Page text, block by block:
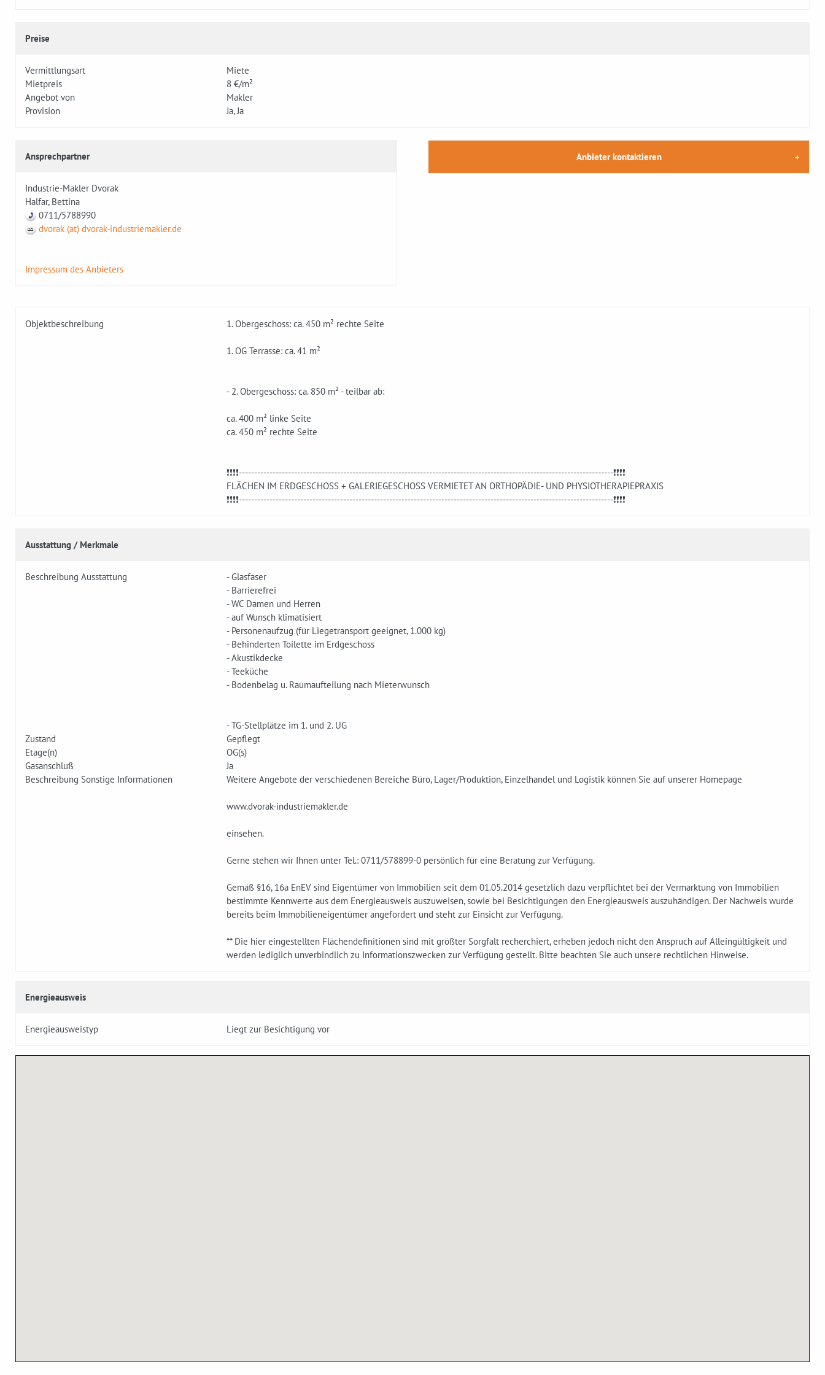
Preise
Vermittlungsart
Miete
Mietpreis
8 €/m²
Angebot von
Makler
Provision
Ja, Ja
Ansprechpartner
Industrie-Makler Dvorak
Halfar, Bettina
0711/5788990
dvorak (at) dvorak-industriemakler.de
Impressum des Anbieters
Anbieter kontaktieren
Objektbeschreibung 1. Obergeschoss: ca. 450 m² rechte Seite
1. OG Terrasse: ca. 41 m²
- 2. Obergeschoss: ca. 850 m² - teilbar ab:
ca. 400 m² linke Seite
ca. 450 m² rechte Seite
❗❗❗❗--------------------------------------------------------------------------------------------------------------------------❗❗❗❗
FLÄCHEN IM ERDGESCHOSS + GALERIEGESCHOSS VERMIETET AN ORTHOPÄDIE- UND PHYSIOTHERAPIEPRAXIS
❗❗❗❗--------------------------------------------------------------------------------------------------------------------------❗❗❗❗
Ausstattung / Merkmale
Beschreibung Ausstattung
- Glasfaser
- Barrierefrei
- WC Damen und Herren
- auf Wunsch klimatisiert
- Personenaufzug (für Liegetransport geeignet, 1.000 kg)
- Behinderten Toilette im Erdgeschoss
- Akustikdecke
- Teeküche
- Bodenbelag u. Raumaufteilung nach Mieterwunsch
- TG-Stellplätze im 1. und 2. UG
Zustand
Gepflegt
Etage(n)
OG(s)
Gasanschluß
Ja
Beschreibung Sonstige Informationen
Weitere Angebote der verschiedenen Bereiche Büro, Lager/Produktion, Einzelhandel und Logistik können Sie auf unserer Homepage
www.dvorak-industriemakler.de
einsehen.
Gerne stehen wir Ihnen unter Tel.: 0711/578899-0 persönlich für eine Beratung zur Verfügung.
Gemäß §16, 16a EnEV sind Eigentümer von Immobilien seit dem 01.05.2014 gesetzlich dazu verpflichtet bei der Vermarktung von Immobilien
bestimmte Kennwerte aus dem Energieausweis auszuweisen, sowie bei Besichtigungen den Energieausweis auszuhändigen. Der Nachweis wurde
bereits beim Immobilieneigentümer angefordert und steht zur Einsicht zur Verfügung.
** Die hier eingestellten Flächendefinitionen sind mit größter Sorgfalt recherchiert, erheben jedoch nicht den Anspruch auf Alleingültigkeit und
werden lediglich unverbindlich zu Informationszwecken zur Verfügung gestellt. Bitte beachten Sie auch unsere rechtlichen Hinweise.
Energieausweis
Energieausweistyp Liegt zur Besichtigung vor